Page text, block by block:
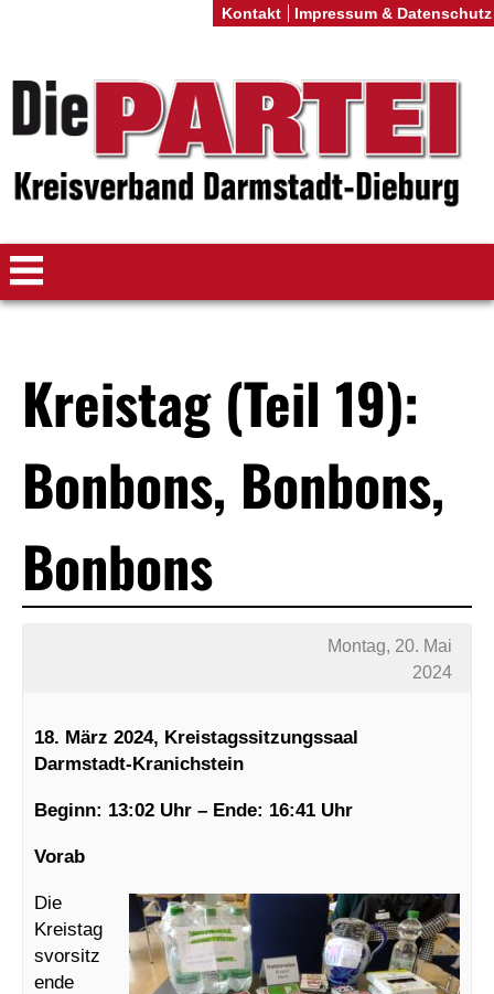
Kreistag (Teil 19):
Bonbons, Bonbons,
Bonbons
Montag, 20. Mai
2024
18. März 2024, Kreistagssitzungssaal
Darmstadt-Kranichstein
Beginn: 13:02 Uhr – Ende: 16:41 Uhr
Vorab
Die
Kreistag
svorsitz
ende
Kontakt Impressum & Datenschutz